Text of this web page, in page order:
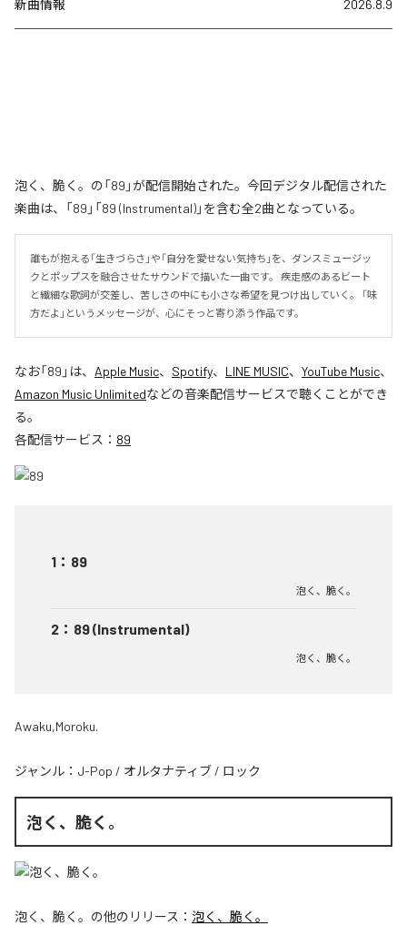
新曲情報 2026.8.9
泡く、脆く。の「89」が配信開始された。今回デジタル配信された
楽曲は、「89」「89 (Instrumental)」を含む全2曲となっている。
誰もが抱える「生きづらさ」や「自分を愛せない気持ち」を、ダンスミュージッ
クとポップスを融合させたサウンドで描いた一曲です。 疾走感のあるビート
と繊細な歌詞が交差し、苦しさの中にも小さな希望を見つけ出していく。 「味
方だよ」というメッセージが、心にそっと寄り添う作品です。
なお「89 」は、 Apple Music、 Spotify、 LINE MUSIC、 YouTube Music、
Amazon Music Unlimitedなどの音楽配信サービスで聴くことができ
る。
各配信サービス： 89
1 ： 89
泡く、脆く。
2 ： 89 (Instrumental)
泡く、脆く。
Awaku,Moroku.
ジャンル： J-Pop / オルタナティブ / ロック
泡く、脆く。
泡く、脆く。 の他のリリース： 泡く、脆く。